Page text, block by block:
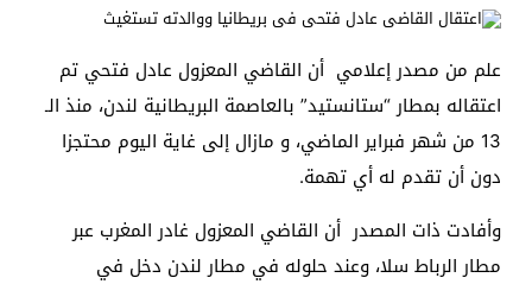
علم من مصدر إعلامي أن القاضي المعزول عادل فتحي تم
اعتقاله بمطار “ستانستيد” بالعاصمة البريطانية لندن، منذ الـ
13 من شهر فبراير الماضي، و مازال إلى غاية اليوم محتجزا
دون أن تقدم له أي تهمة.
وأفادت ذات المصدر أن القاضي المعزول غادر المغرب عبر
مطار الرباط سلا، وعند حلوله في مطار لندن دخل في